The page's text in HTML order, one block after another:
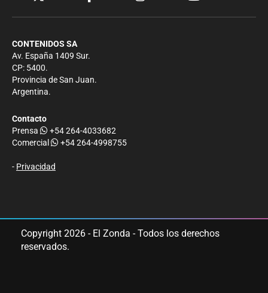
CONTENIDOS SA
Av. España 1409 Sur.
CP: 5400.
Provincia de San Juan.
Argentina.
Contacto
Prensa
+54 264-4033682
Comercial
+54 264-4998755
- Privacidad
Copyright 2026 - El Zonda - Todos los derechos
reservados.